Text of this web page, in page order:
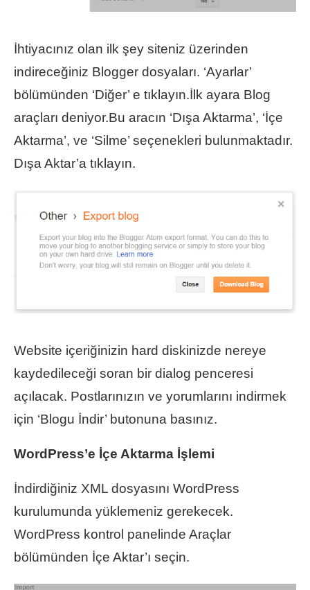
İhtiyacınız olan ilk şey siteniz üzerinden
indireceğiniz Blogger dosyaları. ‘Ayarlar’
bölümünden ‘Diğer’ e tıklayın.İlk ayara Blog
araçları deniyor.Bu aracın ‘Dışa Aktarma’, ‘İçe
Aktarma’, ve ‘Silme’ seçenekleri bulunmaktadır.
Dışa Aktar’a tıklayın.
Website içeriğinizin hard diskinizde nereye
kaydedileceği soran bir dialog penceresi
açılacak. Postlarınızın ve yorumlarını indirmek
için ‘Blogu İndir’ butonuna basınız.
WordPress’e İçe Aktarma İşlemi
İndirdiğiniz XML dosyasını WordPress
kurulumunda yüklemeniz gerekecek.
WordPress kontrol panelinde Araçlar
bölümünden İçe Aktar’ı seçin.